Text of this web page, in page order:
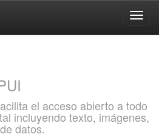
el acceso abierto a todo
incluyendo texto, imágenes,
datos.